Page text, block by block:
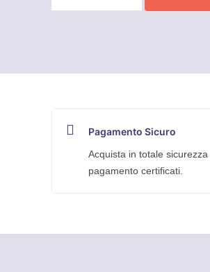
Pagamento Sicuro
Acquista in totale
pagamento certificati.